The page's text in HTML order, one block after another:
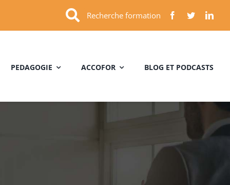
Recherche formation
PEDAGOGIE ACCOFOR BLOG ET PODCASTS